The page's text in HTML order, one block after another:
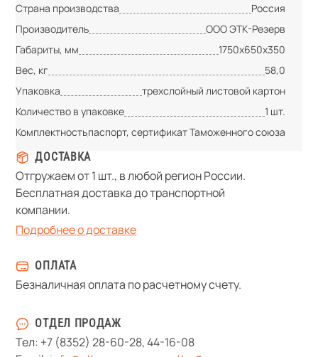
Страна производства
Россия
Производитель
ООО ЭТК-Резерв
Габариты, мм
1750х650х350
Вес, кг
58,0
Упаковка
трехслойный листовой картон
Количество в упаковке
1 шт.
Комплектностьпаспорт, сертификат Таможенного союза
ДОСТАВКА
Отгружаем от 1 шт., в любой регион России.
Бесплатная доставка до транспортной
компании.
Подробнее о доставке
ОПЛАТА
Безналичная оплата по расчетному счету.
ОТДЕЛ ПРОДАЖ
Тел: +7 (8352) 28-60-28,44-16-08